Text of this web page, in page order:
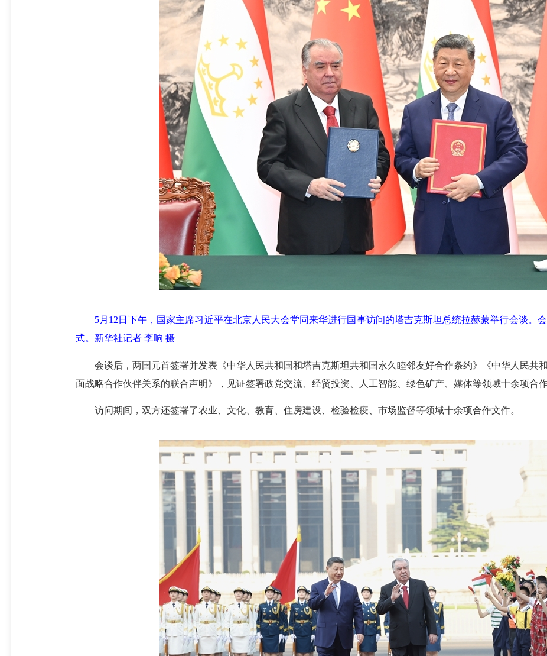
5月12日下午，国家主席习近平在北京人民大会堂同来华进行国事访问的塔吉克斯坦总统拉赫蒙举行会谈。
式。新华社记者 李响 摄
会谈后，两国元首签署并发表《中华人民共和国和塔吉克斯坦共和国永久睦邻友好合作条约》《中华人民共
面战略合作伙伴关系的联合声明》，见证签署政党交流、经贸投资、人工智能、绿色矿产、媒体等领域十余项合作
访问期间，双方还签署了农业、文化、教育、住房建设、检验检疫、市场监督等领域十余项合作文件。